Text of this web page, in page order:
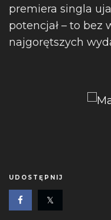
premiera singla
potencjał – to bez
najgorętszych
UDOSTĘPNIJ